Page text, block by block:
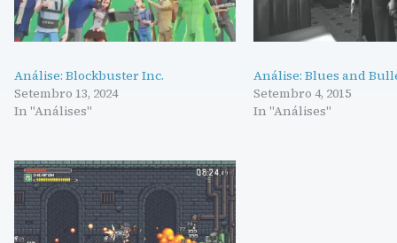
Análise: Blockbuster Inc.
Setembro 13, 2024
In "Análises"
Análise: Blues and
Setembro 4, 2015
In "Análises"